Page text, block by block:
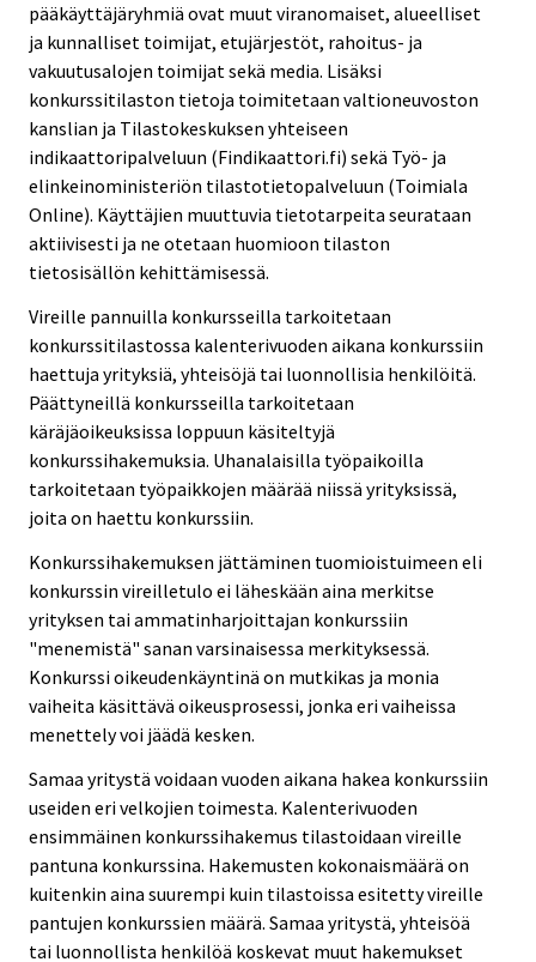
pääkäyttäjäryhmiä ovat muut viranomaiset, alueelliset
ja kunnalliset toimijat, etujärjestöt, rahoitus- ja
vakuutusalojen toimijat sekä media. Lisäksi
konkurssitilaston tietoja toimitetaan valtioneuvoston
kanslian ja Tilastokeskuksen yhteiseen
indikaattoripalveluun (Findikaattori.fi) sekä Työ- ja
elinkeinoministeriön tilastotietopalveluun (Toimiala
Online). Käyttäjien muuttuvia tietotarpeita seurataan
aktiivisesti ja ne otetaan huomioon tilaston
tietosisällön kehittämisessä.
Vireille pannuilla konkursseilla tarkoitetaan
konkurssitilastossa kalenterivuoden aikana konkurssiin
haettuja yrityksiä, yhteisöjä tai luonnollisia henkilöitä.
Päättyneillä konkursseilla tarkoitetaan
käräjäoikeuksissa loppuun käsiteltyjä
konkurssihakemuksia. Uhanalaisilla työpaikoilla
tarkoitetaan työpaikkojen määrää niissä yrityksissä,
joita on haettu konkurssiin.
Konkurssihakemuksen jättäminen tuomioistuimeen eli
konkurssin vireilletulo ei läheskään aina merkitse
yrityksen tai ammatinharjoittajan konkurssiin
"menemistä" sanan varsinaisessa merkityksessä.
Konkurssi oikeudenkäyntinä on mutkikas ja monia
vaiheita käsittävä oikeusprosessi, jonka eri vaiheissa
menettely voi jäädä kesken.
Samaa yritystä voidaan vuoden aikana hakea konkurssiin
useiden eri velkojien toimesta. Kalenterivuoden
ensimmäinen konkurssihakemus tilastoidaan vireille
pantuna konkurssina. Hakemusten kokonaismäärä on
kuitenkin aina suurempi kuin tilastoissa esitetty vireille
pantujen konkurssien määrä. Samaa yritystä, yhteisöä
tai luonnollista henkilöä koskevat muut hakemukset